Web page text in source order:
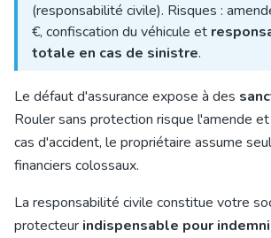
(responsabilité civile). Risques :
€, confiscation du véhicule et
totale en cas de sinistre.
Le défaut d'assurance expose à des
Rouler sans protection risque l'amende
cas d'accident, le propriétaire assume
financiers colossaux.
La responsabilité civile constitue votre
protecteur indispensable pour